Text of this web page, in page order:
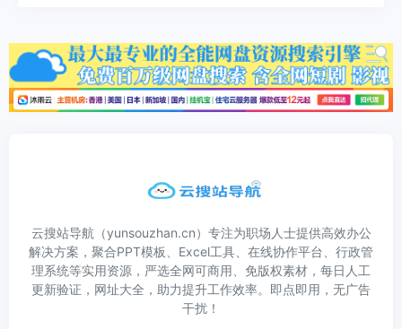
云搜站导航（yunsouzhan.cn）专注为职场人士提供高效办公
解决方案，聚合PPT模板、Excel工具、在线协作平台、行政管
理系统等实用资源，严选全网可商用、免版权素材，每日人工
更新验证，网址大全，助力提升工作效率。即点即用，无广告
干扰！